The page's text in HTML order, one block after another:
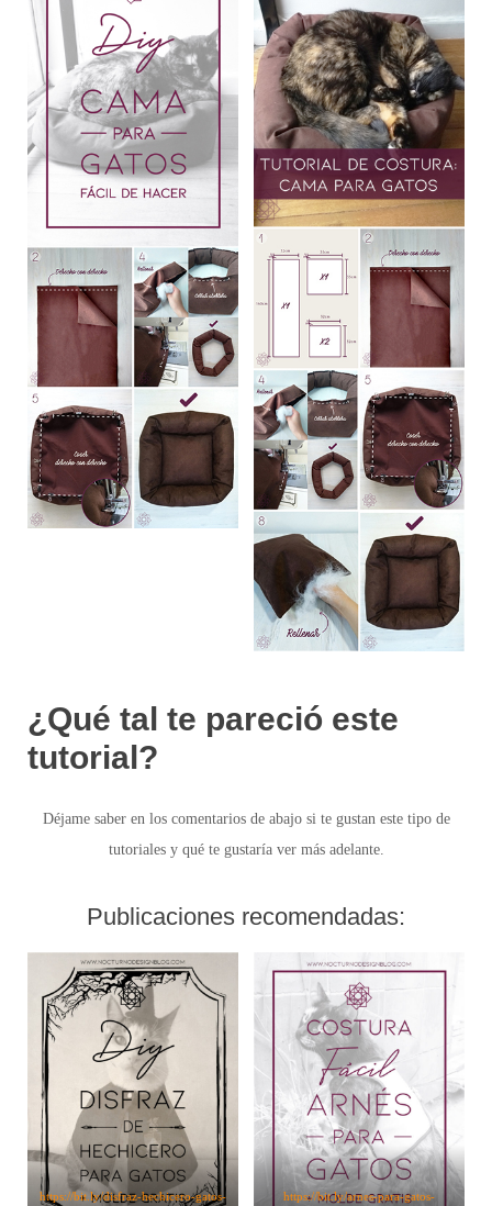
¿Qué tal te pareció este
tutorial?
Déjame saber en los comentarios de abajo si te gustan este tipo de
tutoriales y qué te gustaría ver más adelante.
Publicaciones recomendadas:
https://bit.ly/disfraz-hechicero-gatos- https://bit.ly/arnes-para-gatos-